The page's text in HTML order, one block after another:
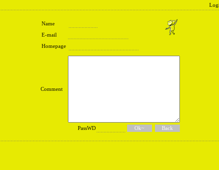
Name
E-mail
Homepage
Comment
PassWD